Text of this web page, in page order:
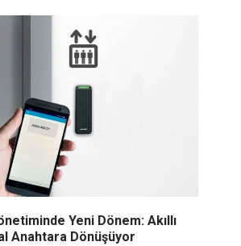
Yeni Dönem: Akıllı
Anahtara Dönüşüyor